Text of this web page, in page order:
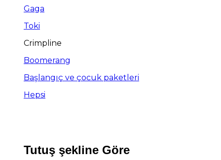
Gaga
Toki
Crimpline
Boomerang
Başlangıç ve çocuk paketleri
Hepsi
Tutuş şekline Göre